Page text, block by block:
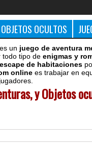
OBJETOS OCULTOS
es un juego de aventura
todo tipo de enigmas y
de habitaciones
online es trabajar en
y Objetos